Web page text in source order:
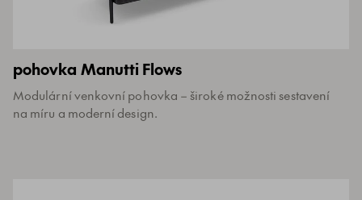
pohovka Manutti Flows
Modulární venkovní pohovka – široké možnosti sestavení
na míru a moderní design.